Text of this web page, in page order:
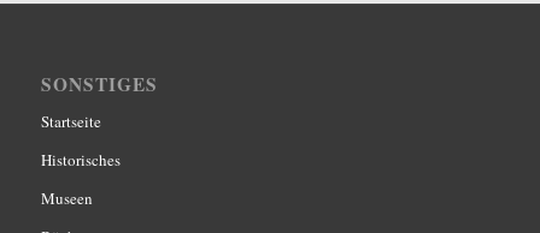
SONSTIGES
Startseite
Historisches
Museen